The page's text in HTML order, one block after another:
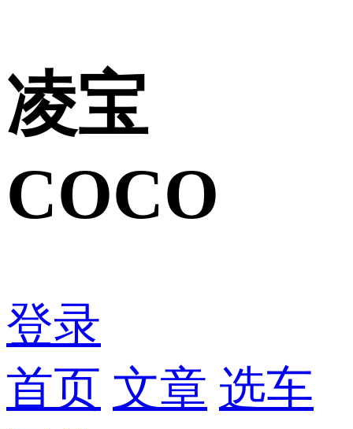
凌宝
COCO
登录
首页 文章 选车